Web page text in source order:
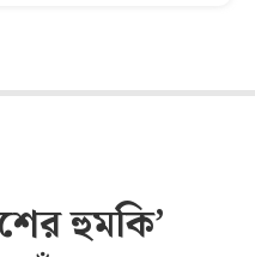
হুমকি’